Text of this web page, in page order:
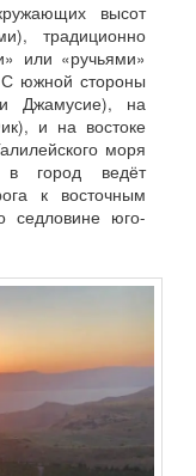
высот
традиционно
или «ручьями»
южной стороны
Джамусие), на
и на востоке
моря
в город ведёт
к восточным
седловине юго-